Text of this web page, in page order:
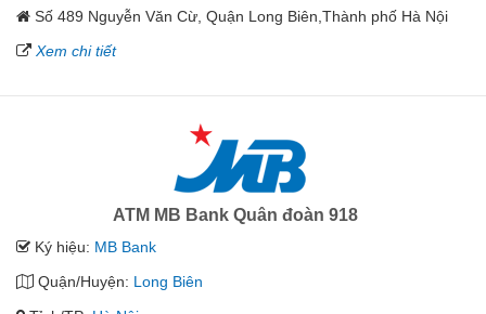
Số 489 Nguyễn Văn Cừ, Quận Long Biên,Thành phố Hà Nội
Xem chi tiết
ATM MB Bank Quân đoàn 918
Ký hiệu: MB Bank
Quận/Huyện: Long Biên